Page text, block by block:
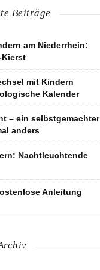
Beiträge
am Niederrhein:
Kierst
mit Kindern
Kalender
– ein selbstgemachter
anders
Nachtleuchtende
Anleitung